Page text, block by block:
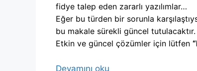
fidye talep eden zararlı yazılımlar…
Eğer bu türden bir sorunla
bu makale sürekli güncel tutulacaktır.
Etkin ve güncel çözümler için lütfen
Devamını oku